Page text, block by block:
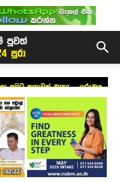
අපිට කතාවක් නැහැ – ඉරානය